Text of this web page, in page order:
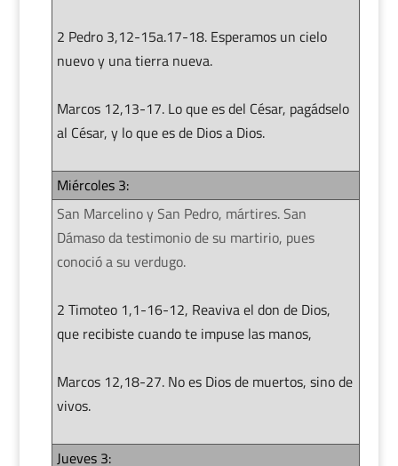
2 Pedro 3,12-15a.17-18. Esperamos un cielo
nuevo y una tierra nueva.
Marcos 12,13-17. Lo que es del César, pagádselo
al César, y lo que es de Dios a Dios.
Miércoles 3:
San Marcelino y San Pedro, mártires. San
Dámaso da testimonio de su martirio, pues
conoció a su verdugo.
2 Timoteo 1,1-16-12, Reaviva el don de Dios,
que recibiste cuando te impuse las manos,
Marcos 12,18-27. No es Dios de muertos, sino de
vivos.
Jueves 3: